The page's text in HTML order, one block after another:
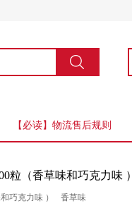
【必读】物流售后规则
粒（香草味和巧克力味 ）
巧克力味 ） 香草味